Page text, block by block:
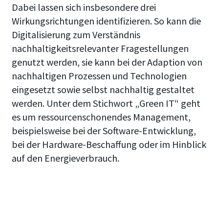
Dabei lassen sich insbesondere drei
Wirkungsrichtungen identifizieren. So kann die
Digitalisierung zum Verständnis
nachhaltigkeitsrelevanter Fragestellungen
genutzt werden, sie kann bei der Adaption von
nachhaltigen Prozessen und Technologien
eingesetzt sowie selbst nachhaltig gestaltet
werden. Unter dem Stichwort „Green IT“ geht
es um ressourcenschonendes Management,
beispielsweise bei der Software-Entwicklung,
bei der Hardware-Beschaffung oder im Hinblick
auf den Energieverbrauch.